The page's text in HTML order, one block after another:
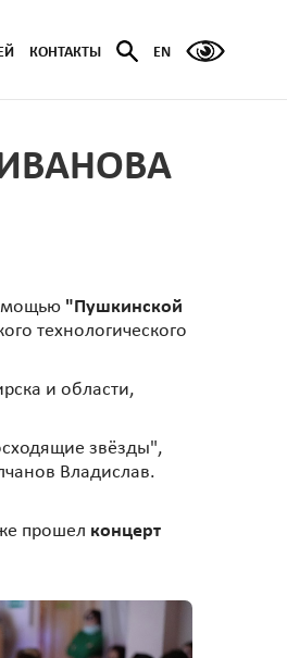
КОНТАКТЫ EN
"Пушкинской
технологического
и области,
звёзды",
Владислав.
прошел концерт